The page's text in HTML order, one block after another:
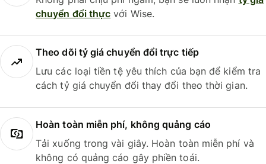
chuyển đổi thực với Wise.
Theo dõi tỷ giá chuyển đổi trực tiếp
Lưu các loại tiền tệ yêu thích của bạn để kiểm tra
cách tỷ giá chuyển đổi thay đổi theo thời gian.
Hoàn toàn miễn phí, không quảng cáo
Tải xuống trong vài giây. Hoàn toàn miễn phí và
không có quảng cáo gây phiền toái.